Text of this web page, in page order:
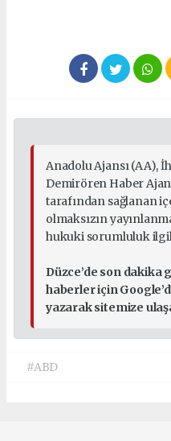
Anadolu Ajansı (AA),
Demirören Haber
tarafından sağlanan
olmaksızın
hukuki sorumluluk
Düzce’de son
haberler için
yazarak sitemize
#ABD